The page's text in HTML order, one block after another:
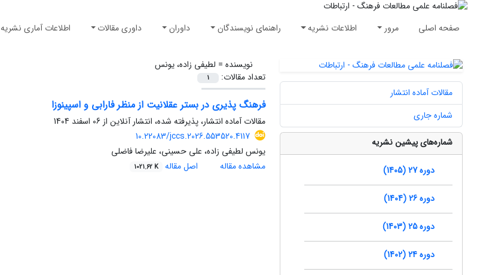
صفحه اصلی مرور اطلاعات نشریه راهنمای نویسندگان داوران داوری مقالات اطلاعات آماری نشریه
نویسنده = لطیفی زاده، یونس
تعداد مقالات:
1
فرهنگ پذیری در بستر عقلانیت از منظر فارابی و اسپینوزا
مقالات آماده انتشار، پذیرفته شده، انتشار آنلاین از 06 اسفند 1404
10.22083/jccs.2026.553520.4117
یونس لطیفی زاده، علی حسینی، علیرضا فاضلی
مشاهده مقاله
اصل مقاله 1021.62 K
مقالات آماده انتشار
شماره جاری
شماره‌های پیشین نشریه
دوره 27 (1405)
دوره 26 (1404)
دوره 25 (1403)
دوره 24 (1402)